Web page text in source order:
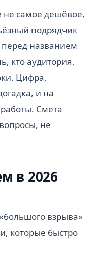
самое дешёвое,
подрядчик
названием
кто аудитория,
Цифра,
и на
Смета
не
в 2026
взрыва»
которые быстро